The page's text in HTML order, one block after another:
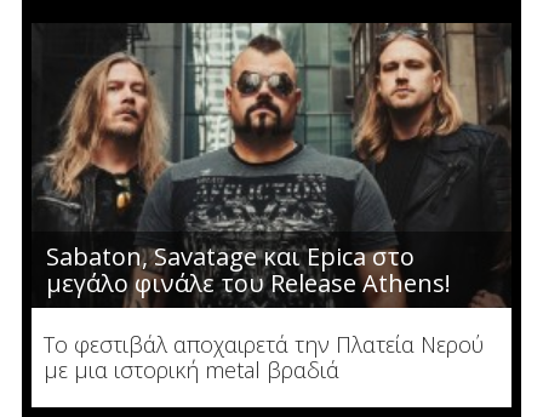
Sabaton, Savatage και Epica στο
μεγάλο φινάλε του Release Athens!
Το φεστιβάλ αποχαιρετά την Πλατεία Νερού
με μια ιστορική metal βραδιά